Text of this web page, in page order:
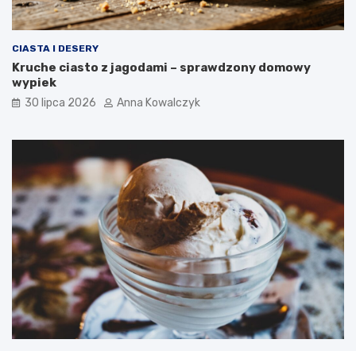
CIASTA I DESERY
Kruche ciasto z jagodami – sprawdzony domowy
wypiek
30 lipca 2026 Anna Kowalczyk